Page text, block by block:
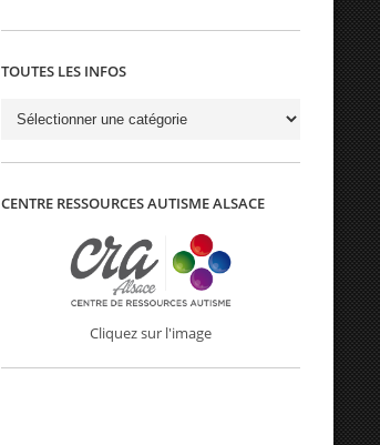
TOUTES LES INFOS
Toutes
infos
CENTRE RESSOURCES AUTISME ALSACE
Cliquez sur l'image